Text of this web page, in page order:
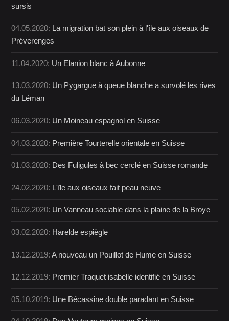
sursis
04.05.2020: La migration bat son plein à l'île aux oiseaux de
Préverenges
11.04.2020: Un Elanion blanc à Aubonne
13.03.2020: Un Pygargue à queue blanche a survolé les rives
du Léman
06.03.2020: Un Moineau espagnol en Suisse
04.03.2020: Première Tourterelle orientale en Suisse
01.03.2020: Des Fuligules à bec cerclé en Suisse romande
24.02.2020: L'île aux oiseaux fait peau neuve
05.02.2020: Un Vanneau sociable dans la plaine de la Broye
03.02.2020: Harelde espiègle
13.12.2019:A nouveau un Pouillot de Hume en Suisse
12.12.2019: Premier Traquet isabelle identifié en Suisse
05.10.2019: Une Bécassine double paradant en Suisse